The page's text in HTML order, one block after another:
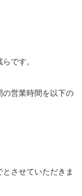
です。
の営業時間を以下の
させていただきま